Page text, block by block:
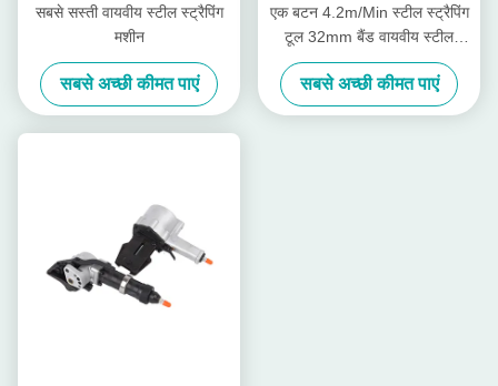
सबसे सस्ती वायवीय स्टील स्ट्रैपिंग
मशीन
सबसे अच्छी कीमत पाएं
एक बटन 4.2m/Min स्टील स्ट्रैपिंग
टूल 32mm बैंड वायवीय स्टील
स्ट्रैपिंग मशीन
सबसे अच्छी कीमत पाएं